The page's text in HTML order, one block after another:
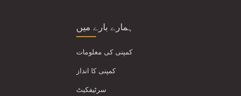
ہمارے بارے میں
کمپنی کی معلومات
کمپنی کا انداز
سرٹیفکیٹ